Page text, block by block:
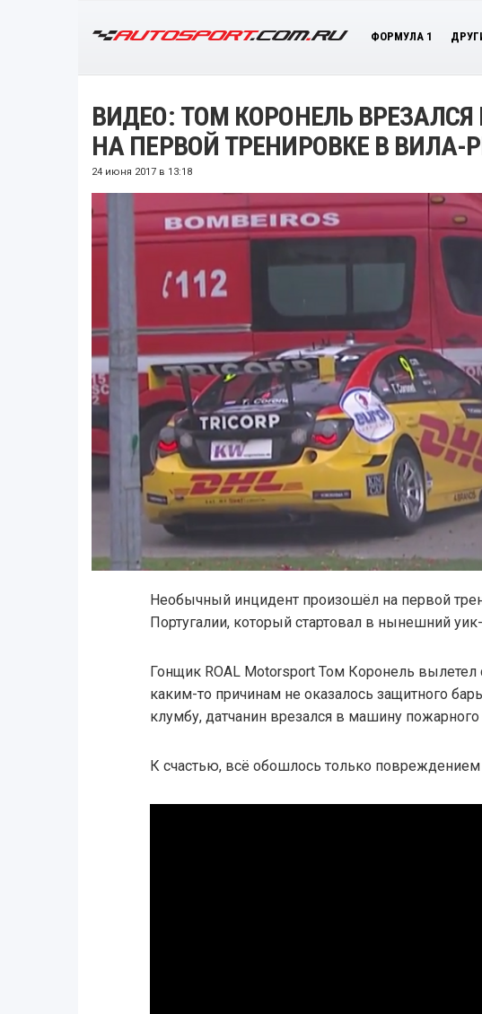
ФОРМУЛА 1
ВИДЕО: ТОМ КОРОНЕЛЬ
НА ПЕРВОЙ ТРЕНИРОВКЕ В ВИЛА-
24 июня 2017 в 13:18
Необычный инцидент произошёл на первой
Португалии, который стартовал в нынешний
Гонщик ROAL Motorsport Том Коронель вылетел
каким-то причинам не оказалось защитного
клумбу, датчанин врезался в машину пожарного
К счастью, всё обошлось только